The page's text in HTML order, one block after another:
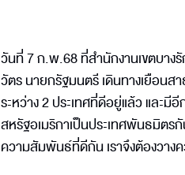
วันที่ 7 ก.พ.68 ที่สำนักงานเขตบา
วัตร นายกรัฐมนตรี เดินทางเยือนส
ระหว่าง 2 ประเทศที่ดีอยู่แล้ว และมี
สหรัฐอเมริกาเป็นประเทศพันธมิตร
ความสัมพันธ์ที่ดีกัน เราจึงต้องวาง